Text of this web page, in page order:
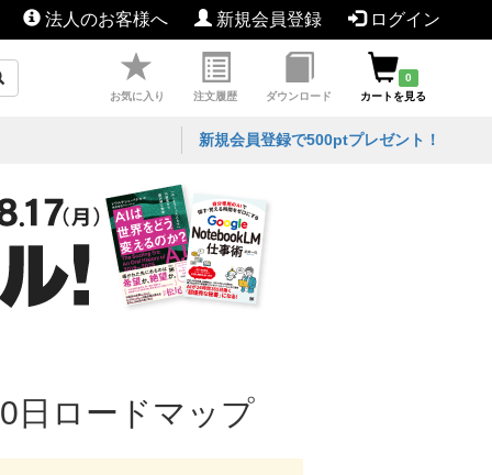
法人のお客様へ 新規会員登録 ログイン
お気に入り 注文履歴 ダウンロード
0
カートを見る
新規会員登録で500ptプレゼント！
日ロードマップ